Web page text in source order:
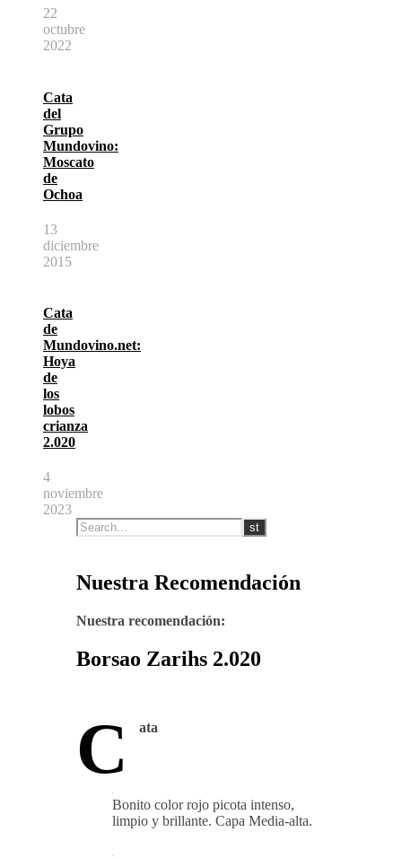
22
octubre
2022
Cata
del
Grupo
Mundovino:
Moscato
de
Ochoa
13
diciembre
2015
Cata
de
Mundovino.net:
Hoya
de
los
lobos
crianza
2.020
4
noviembre
2023
Nuestra Recomendación
Nuestra recomendación:
Borsao Zarihs 2.020
C ata
Bonito color rojo picota intenso,
limpio y brillante. Capa Media-alta.